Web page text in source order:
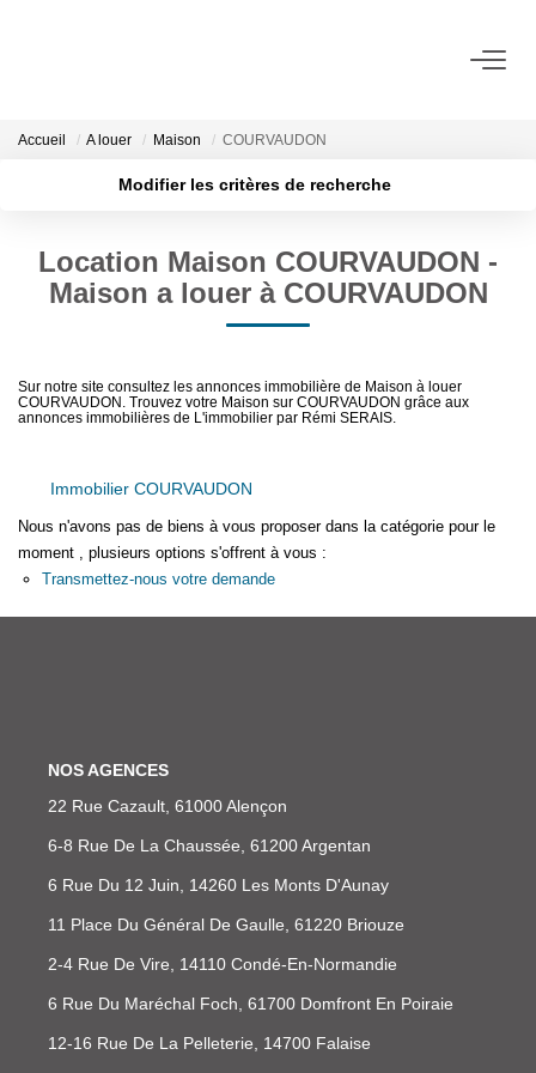
LOUER
VENDRE
ADMINISTRATION DE BIENS
Syndic
Assurance
Extranet
Accueil A louer Maison COURVAUDON
Modifier les critères de recherche
Type de bien
Budget max
Plus de critères Créer une alerte
Location Maison COURVAUDON -
Maison a louer à COURVAUDON
Sur notre site consultez les annonces immobilière de Maison à louer
COURVAUDON. Trouvez votre Maison sur COURVAUDON grâce aux
annonces immobilières de L'immobilier par Rémi SERAIS.
Immobilier COURVAUDON
Nous n'avons pas de biens à vous proposer dans la catégorie pour le
moment , plusieurs options s'offrent à vous :
Transmettez-nous votre demande
NOS AGENCES
22 Rue Cazault, 61000 Alençon
6-8 Rue De La Chaussée, 61200 Argentan
6 Rue Du 12 Juin, 14260 Les Monts D'Aunay
11 Place Du Général De Gaulle, 61220 Briouze
2-4 Rue De Vire, 14110 Condé-En-Normandie
6 Rue Du Maréchal Foch, 61700 Domfront En Poiraie
12-16 Rue De La Pelleterie, 14700 Falaise